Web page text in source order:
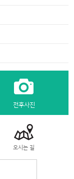
전후사진
오시는 길